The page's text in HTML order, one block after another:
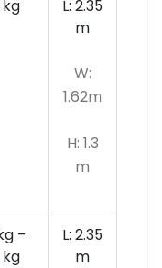
kg
L: 2.35
m
W:
1.62m
H: 1.3
m
–
kg
L: 2.35
m